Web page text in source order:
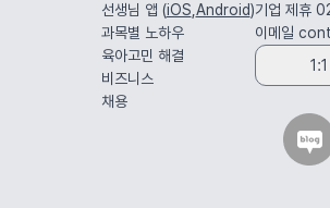
선생님 앱 (iOS Android)
과목별 노하우
육아고민 해결
비즈니스
채용
기업 제휴
이메일